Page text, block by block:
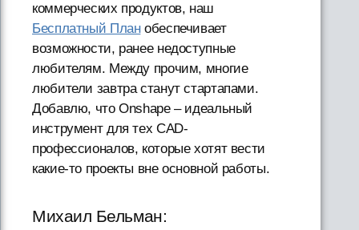
коммерческих продуктов, наш
Бесплатный Планобеспечивает
возможности, ранее недоступные
любителям. Между прочим, многие
любители завтра станут стартапами.
Добавлю, что Onshape – идеальный
инструмент для тех CAD-
профессионалов, которые хотят вести
какие-то проекты вне основной работы.
Михаил Бельман: